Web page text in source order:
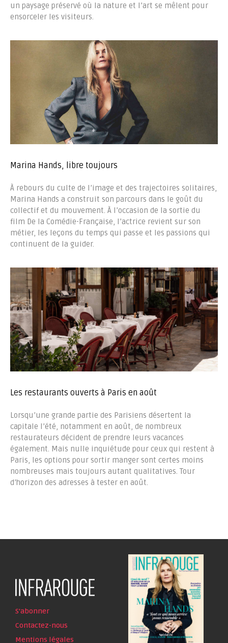
un paysage préservé où la nature et l’art se mêlent pour
ensorceler les visiteurs.
Marina Hands, libre toujours
À rebours du culte de l’image et des trajectoires solitaires,
Marina Hands a construit son parcours dans le goût du
collectif et du mouvement. À l’occasion de la sortie du
film De la Comédie-Française, l’actrice revient sur son
métier, les leçons du temps qui passe et les passions qui
continuent de la guider.
Les restaurants ouverts à Paris en août
Lorsqu’une grande partie des Parisiens désertent la
capitale l’été, notamment en août, de nombreux
restaurateurs décident de prendre leurs vacances
également. Mais nulle inquiétude pour ceux qui restent à
Paris, les options pour sortir manger sont certes moins
nombreuses mais toujours autant qualitatives. Tour
d’horizon des adresses à tester en août.
S'abonner
Contactez-nous
Mentions légales